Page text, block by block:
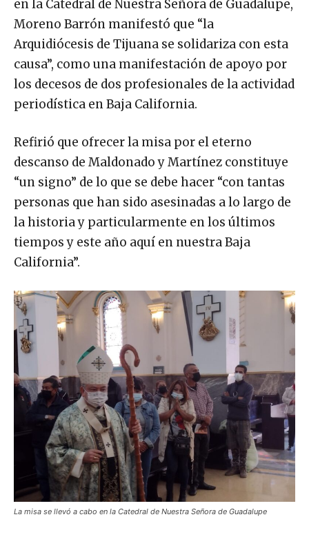
en la Catedral de Nuestra Señora de Guadalupe,
Moreno Barrón manifestó que “la
Arquidiócesis de Tijuana se solidariza con esta
causa”, como una manifestación de apoyo por
los decesos de dos profesionales de la actividad
periodística en Baja California.
Refirió que ofrecer la misa por el eterno
descanso de Maldonado y Martínez constituye
“un signo” de lo que se debe hacer “con tantas
personas que han sido asesinadas a lo largo de
la historia y particularmente en los últimos
tiempos y este año aquí en nuestra Baja
California”.
La misa se llevó a cabo en la Catedral de Nuestra Señora de Guadalupe